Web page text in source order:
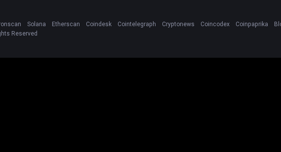
Solana Etherscan Coindesk Cointelegraph Cryptonews Coincodex Coinpaprika
Reserved